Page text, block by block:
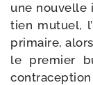
une nou­velle
tien mutuel,
pri­maire,
le pre­mier